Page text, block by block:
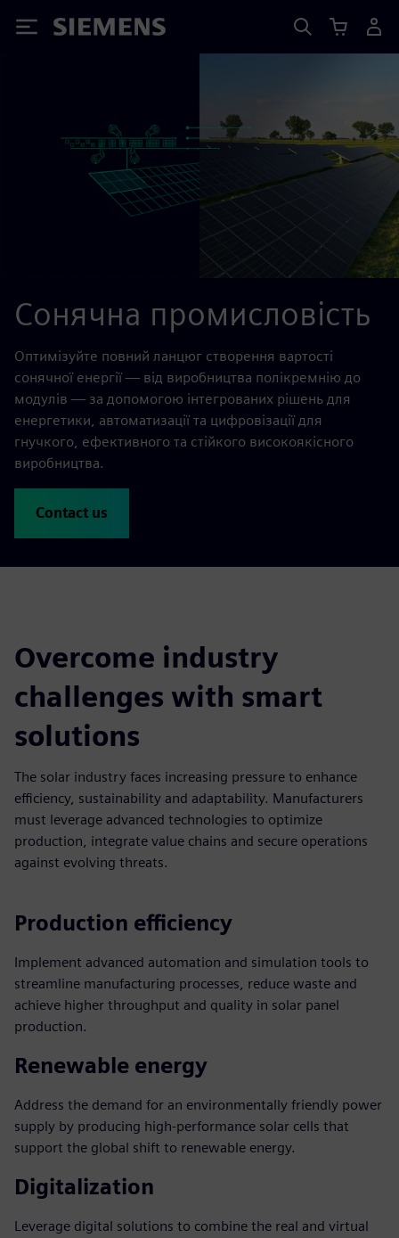
Siemens
Сонячна промисловість
Оптимізуйте повний ланцюг створення вартості
сонячної енергії — від виробництва полікремнію до
модулів — за допомогою інтегрованих рішень для
енергетики, автоматизації та цифровізації для
гнучкого, ефективного та стійкого високоякісного
виробництва.
Contact us
Overcome industry
challenges with smart
solutions
The solar industry faces increasing pressure to enhance
efficiency, sustainability and adaptability. Manufacturers
must leverage advanced technologies to optimize
production, integrate value chains and secure operations
against evolving threats.
Production efficiency
Implement advanced automation and simulation tools to
streamline manufacturing processes, reduce waste and
achieve higher throughput and quality in solar panel
production.
Renewable energy
Address the demand for an environmentally friendly power
supply by producing high-performance solar cells that
support the global shift to renewable energy.
Digitalization
Leverage digital solutions to combine the real and virtual